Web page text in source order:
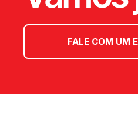
FALE COM UM